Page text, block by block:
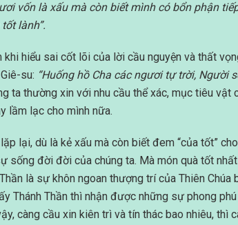
vốn là xấu mà còn biết mình có bổn phận
lành”.
khi hiểu sai cốt lõi của lời cầu nguyện và thất
su: “Huống hồ Cha các ngươi tự trời, Người
ta thường xin với nhu cầu thể xác, mục tiêu vật
lầm lạc cho mình nữa.
lại, dù là kẻ xấu mà còn biết đem “của tốt”
sống đời đời của chúng ta. Mà món quà tốt
là sự khôn ngoan thượng trí của Thiên
Thánh Thần thì nhận được những sự phong
càng cầu xin kiên trì và tín thác bao nhiêu, thì